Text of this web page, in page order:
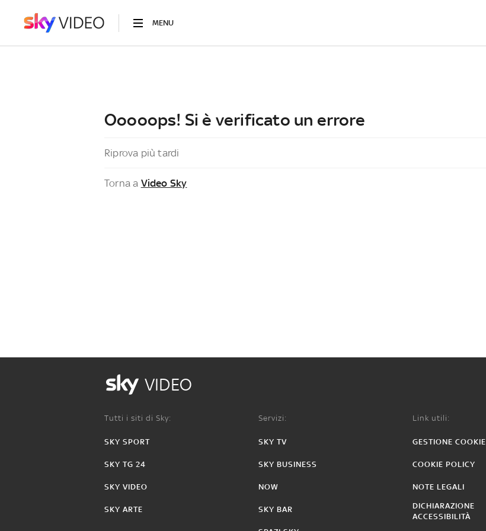
MENU
Ooooops! Si è verificato un errore
Riprova più tardi
Torna a Video Sky
VIDEO
Tutti i siti di Sky:
SKY SPORT
SKY TG 24
SKY VIDEO
SKY ARTE
Servizi:
SKY TV
SKY BUSINESS
NOW
SKY BAR
Link utili:
GESTIONE COOKIE
COOKIE POLICY
NOTE LEGALI
DICHIARAZIONE
ACCESSIBILITÀ